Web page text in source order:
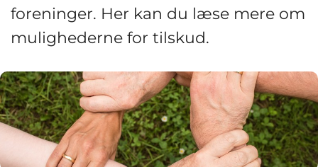
foreninger. Her kan du læse mere om
mulighederne for tilskud.